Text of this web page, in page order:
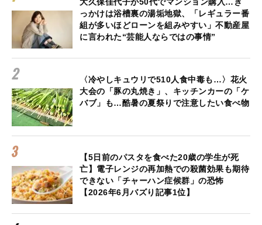
大久保佳代子が50代でマンション購入…き
っかけは浴槽裏の湯垢地獄、「レギュラー番
組が多いほどローンを組みやすい」不動産屋
に言われた“芸能人ならではの事情”
〈冷やしキュウリで510人食中毒も…〉花火
大会の「豚の丸焼き」、キッチンカーの「ケ
バブ」も…酷暑の夏祭りで注意したい食べ物
【5日前のパスタを食べた20歳の学生が死
亡】電子レンジの再加熱での殺菌効果も期待
できない「チャーハン症候群」の恐怖
【2026年6月バズり記事1位】